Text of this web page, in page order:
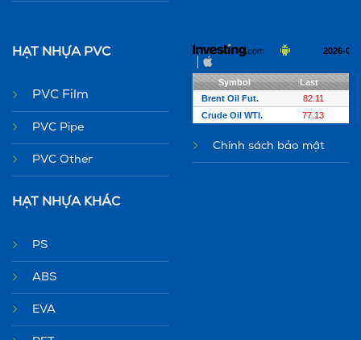
HẠT NHỰA PVC
PVC Film
PVC Pipe
PVC Other
HẠT NHỰA KHÁC
PS
ABS
EVA
Chính sách bảo mật